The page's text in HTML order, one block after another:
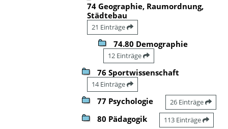
74 Geographie, Raumordnung,
Städtebau
21 Einträge
74.80 Demographie
12 Einträge
76 Sportwissenschaft
14 Einträge
77 Psychologie 26 Einträge
80 Pädagogik 113 Einträge